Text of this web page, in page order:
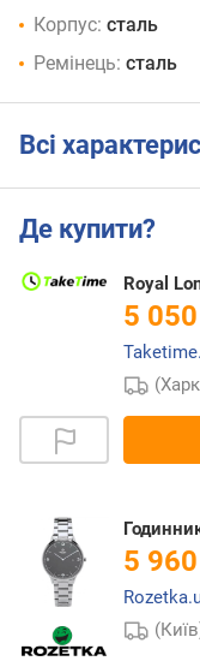
Корпус: сталь
Ремінець: сталь
Всі
Де купити?
Royal
5 050
5 960